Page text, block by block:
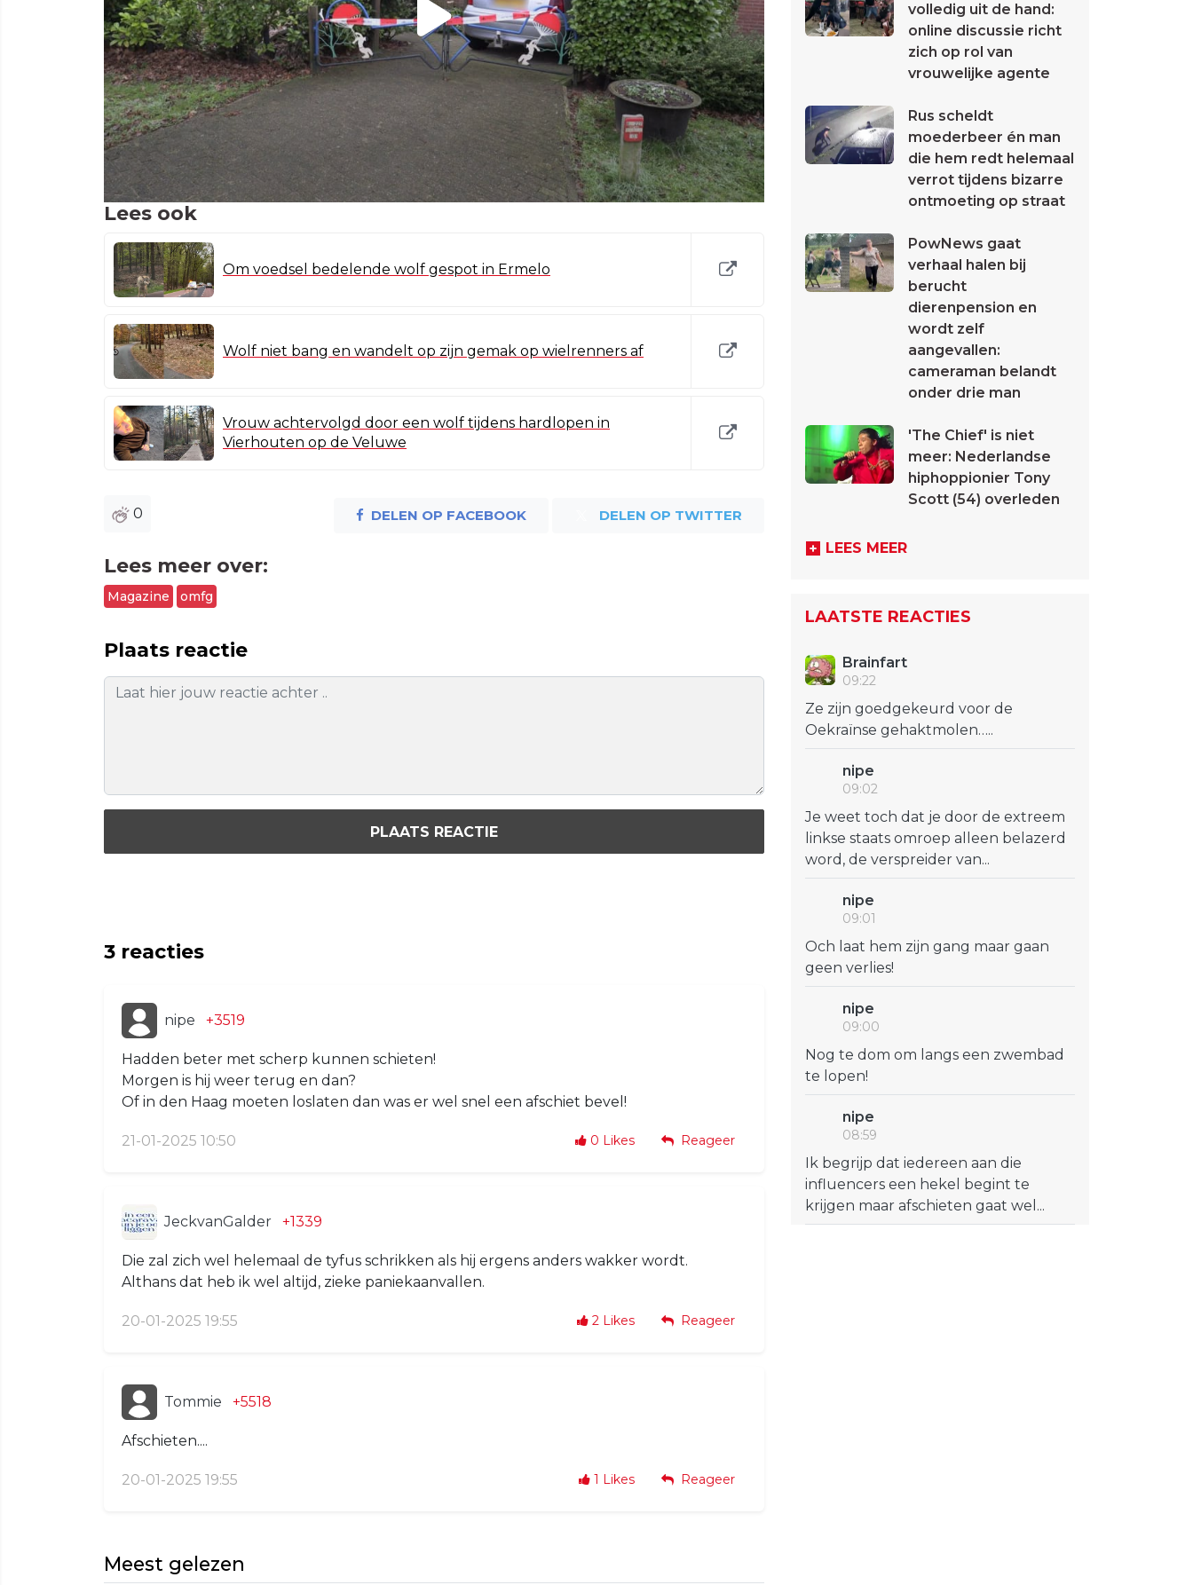
Lees ook
Om voedsel bedelende wolf gespot in Ermelo
Wolf niet bang en wandelt op zijn gemak op wielrenners af
Vrouw achtervolgd door een wolf tijdens hardlopen in
Vierhouten op de Veluwe
0 DELEN OP FACEBOOK DELEN OP TWITTER
Lees meer over:
Magazine omfg
Plaats reactie
PLAATS REACTIE
3 reacties
nipe +3519
Hadden beter met scherp kunnen schieten!
Morgen is hij weer terug en dan?
Of in den Haag moeten loslaten dan was er wel snel een afschiet bevel!
21-01-2025 10:50 0 Likes Reageer
JeckvanGalder +1339
Die zal zich wel helemaal de tyfus schrikken als hij ergens anders wakker wordt.
Althans dat heb ik wel altijd, zieke paniekaanvallen.
20-01-2025 19:55 2 Likes Reageer
Tommie +5518
Afschieten....
20-01-2025 19:55 1 Likes Reageer
Meest gelezen
volledig uit de hand:
online discussie richt
zich op rol van
vrouwelijke agente
Rus scheldt
moederbeer én man
die hem redt helemaal
verrot tijdens bizarre
ontmoeting op straat
PowNews gaat
verhaal halen bij
berucht
dierenpension en
wordt zelf
aangevallen:
cameraman belandt
onder drie man
'The Chief' is niet
meer: Nederlandse
hiphoppionier Tony
Scott (54) overleden
LEES MEER
LAATSTE REACTIES
Brainfart
09:22
Ze zijn goedgekeurd voor de
Oekraïnse gehaktmolen…..
nipe
09:02
Je weet toch dat je door de extreem
linkse staats omroep alleen belazerd
word, de verspreider van...
nipe
09:01
Och laat hem zijn gang maar gaan
geen verlies!
nipe
09:00
Nog te dom om langs een zwembad
te lopen!
nipe
08:59
Ik begrijp dat iedereen aan die
influencers een hekel begint te
krijgen maar afschieten gaat wel...